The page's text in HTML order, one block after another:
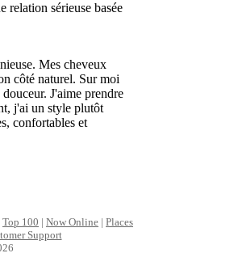
relation sérieuse basée
Mes cheveux
côté naturel. Sur moi
J'aime prendre
j'ai un style plutôt
confortables et
Top 100 | Now Online | Places
Support